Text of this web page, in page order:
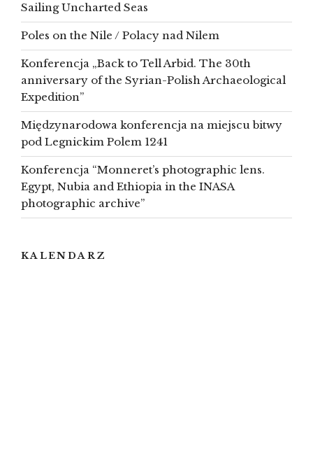
Sailing Uncharted Seas
Poles on the Nile / Polacy nad Nilem
Konferencja „Back to Tell Arbid. The 30th
anniversary of the Syrian-Polish Archaeological
Expedition”
Międzynarodowa konferencja na miejscu bitwy
pod Legnickim Polem 1241
Konferencja “Monneret’s photographic lens.
Egypt, Nubia and Ethiopia in the INASA
photographic archive”
KALENDARZ